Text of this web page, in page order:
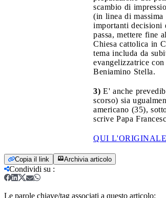
scambio di
(in linea di
importanti decisioni
passa, mettere fine
Chiesa cattolica in
tema includa da
evangelizzatrice
Beniamino Stella.
3) E' anche
scorso) sia
americano (35),
scrive Papa
QUI L'ORIGINALE
Copia il link Archivia articolo
Condividi su :
Le parole chiave/tag associati a questo articolo: